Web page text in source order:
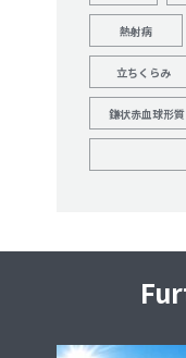
熱射病
立ちくらみ
鎌状赤血球形質